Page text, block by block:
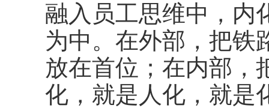
融入员工思维中，内
为中。在外部，把铁
放在首位；在内部，
化，就是人化，就是